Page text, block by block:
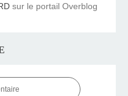
sur le portail Overblog